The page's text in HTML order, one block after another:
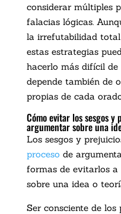
considerar múltiples
falacias lógicas.
la irrefutabilidad total
estas estrategias
hacerlo más difícil
depende también de
propias de cada
Cómo evitar los sesgos
argumentar sobre una
Los sesgos y
proceso de
formas de evitarlos
sobre una idea o
Ser consciente de